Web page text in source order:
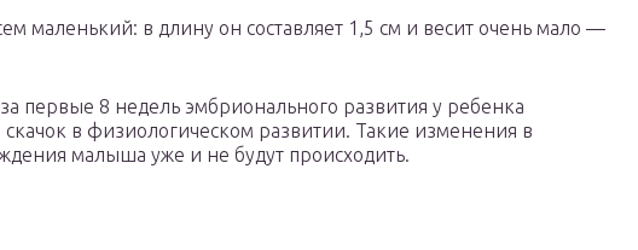
маленький: в длину он составляет 1,5 см и весит очень мало —
первые 8 недель эмбрионального развития у ребенка
в физиологическом развитии. Такие изменения в
малыша уже и не будут происходить.